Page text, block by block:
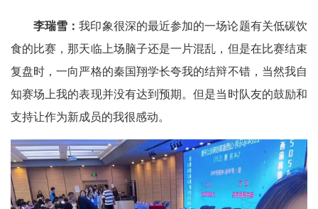
李瑞雪：我印象很深的最近参加的一场论题有关低碳饮
食的比赛，那天临上场脑子还是一片混乱，但是在比赛结束
复盘时，一向严格的秦国翔学长夸我的结辩不错，当然我自
知赛场上我的表现并没有达到预期。但是当时队友的鼓励和
支持让作为新成员的我很感动。